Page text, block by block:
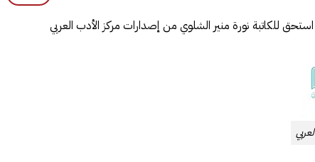
استحق للكاتبة نورة منير الشلوي من إصدارات مركز الأدب العربي